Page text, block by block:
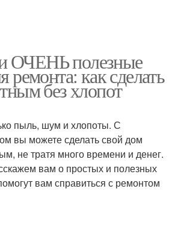
полезные
ремонта: как сделать
без хлопот
пыль, шум и хлопоты. С
вы можете сделать свой дом
не тратя много времени и денег.
вам о простых и полезных
вам справиться с ремонтом